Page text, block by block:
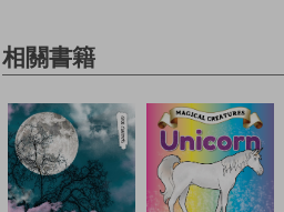
相關書籍